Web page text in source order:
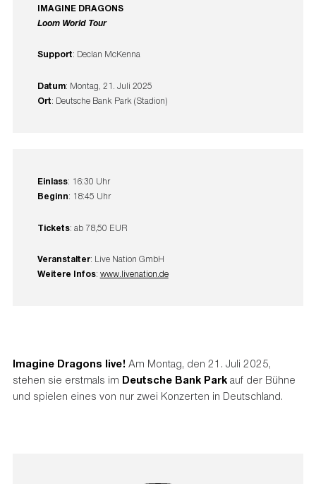
IMAGINE DRAGONS
Loom World Tour
Support: Declan McKenna
Datum: Montag, 21. Juli 2025
Ort: Deutsche Bank Park (Stadion)
Einlass: 16:30 Uhr
Beginn: 18:45 Uhr
Tickets: ab 78,50 EUR
Veranstalter: Live Nation GmbH
Weitere Infos: www.livenation.de
Imagine Dragons live! Am Montag, den 21. Juli 2025,
stehen sie erstmals im Deutsche Bank Parkauf der Bühne
und spielen eines von nur zwei Konzerten in Deutschland.